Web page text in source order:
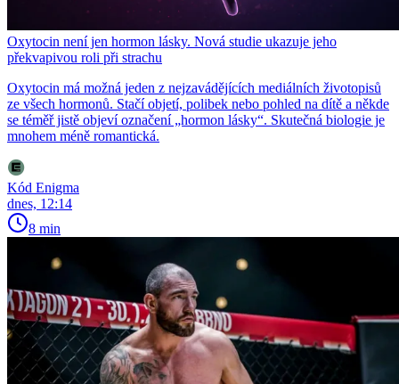
Oxytocin není jen hormon lásky. Nová studie ukazuje jeho
překvapivou roli při strachu
Oxytocin má možná jeden z nejzavádějících mediálních životopisů
ze všech hormonů. Stačí objetí, polibek nebo pohled na dítě a někde
se téměř jistě objeví označení „hormon lásky“. Skutečná biologie je
mnohem méně romantická.
Kód Enigma
dnes, 12:14
8 min